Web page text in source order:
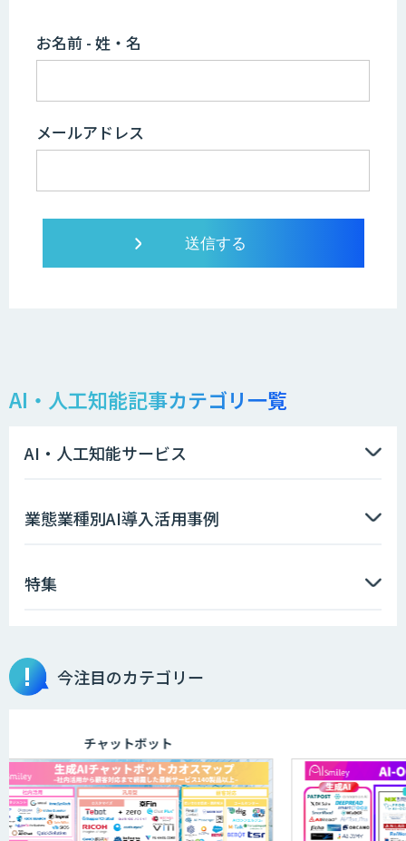
お名前 - 姓・名
メールアドレス
AI・人工知能記事カテゴリ一覧
AI・人工知能サービス
業態業種別AI導入活用事例
特集
今注目のカテゴリー
チャットボット